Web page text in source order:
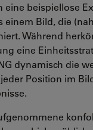
eine beispiellose
Bild, die
Während
eine
dynamisch die
Position im